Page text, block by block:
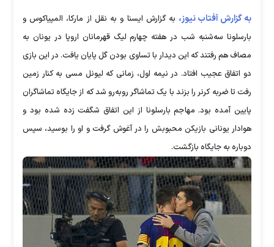
به گزارش آفتاب نیوز، به‌ گزارش ‌ایسنا ‌و ‌به نقل از مارکا، المپیاکوس و
بارسلونا سه‌شنبه شب در هفته‌ چهارم لیگ قهرمانان اروپا در یونان به
مصاف هم رفتند که این دیدار با تساوی بودن گل پایان یافت. در این بازی
دو اتفاق عجیب افتاد. در نیمه اول، زمانی که لیونل مسی به کنار زمین
رفت تا ضربه کرنر را بزند با یک تماشاگر روبه‌رو شد که از جایگاه تماشاگران
پایین آمده بود. مهاجم بارسلونا از این اتفاق شگفت زده شده بود و
هوادار یونانی بازیکن محبوبش را در آغوش گرفت و او را بوسید، سپس
دوباره به جایگاه بازگشت.